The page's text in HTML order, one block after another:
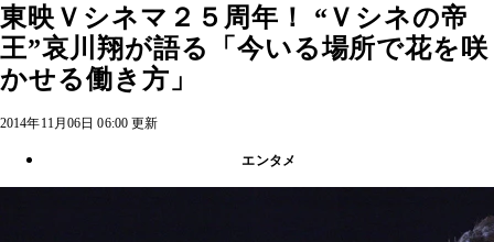
東映Ｖシネマ２５周年！ “Ｖシネの帝
王”哀川翔が語る「今いる場所で花を咲
かせる働き方」
2014年11月06日 06:00 更新
エンタメ